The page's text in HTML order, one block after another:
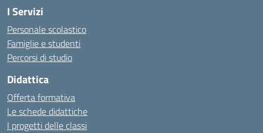
I Servizi
Personale scolastico
Famiglie e studenti
Percorsi di studio
Didattica
Offerta formativa
Le schede didattiche
I progetti delle classi